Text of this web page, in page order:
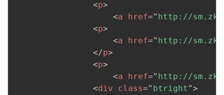
<p>
<a href=" http://
<p>
<a href=" http://
</p>
<p>
<a href=" http://
<div class=" btright ">